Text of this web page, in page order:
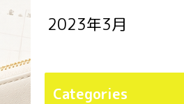
2023年3月
Categories